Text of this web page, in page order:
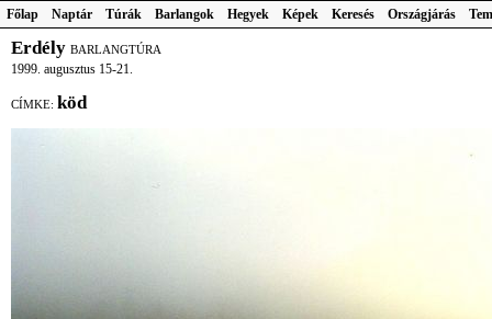
Főlap Naptár Túrák Barlangok Hegyek Képek Keresés Országjárás
Erdély BARLANGTÚRA
1999. augusztus 15-21.
CÍMKE: köd